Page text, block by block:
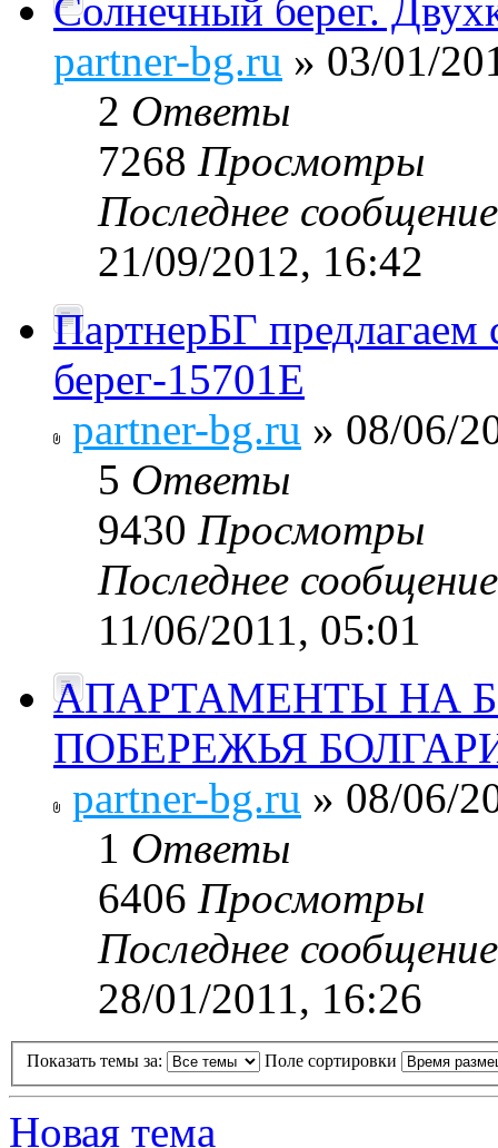
Солнечный берег.
partner-bg.ru » 03/01/
2 Ответы
7268 Просмотры
Последнее
21/09/2012, 16:42
ПартнерБГ
берег-15701Е
partner-bg.ru » 08/06/
5 Ответы
9430 Просмотры
Последнее
11/06/2011, 05:01
АПАРТАМЕНТЫ НА
ПОБЕРЕЖЬЯ
partner-bg.ru » 08/06/
1 Ответы
6406 Просмотры
Последнее
28/01/2011, 16:26
Показать темы за: Поле сортировки
Новая тема